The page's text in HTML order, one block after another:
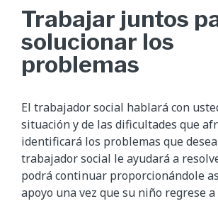
Trabajar juntos
solucionar los
problemas
El trabajador social hablará con
situación y de las dificultades que
identificará los problemas que desea
trabajador social le ayudará a
podrá continuar proporcionándole
apoyo una vez que su niño regrese a